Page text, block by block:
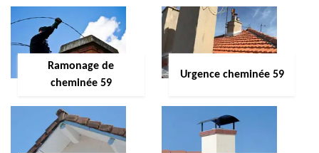
Ramonage de
cheminée 59
Urgence cheminée 59